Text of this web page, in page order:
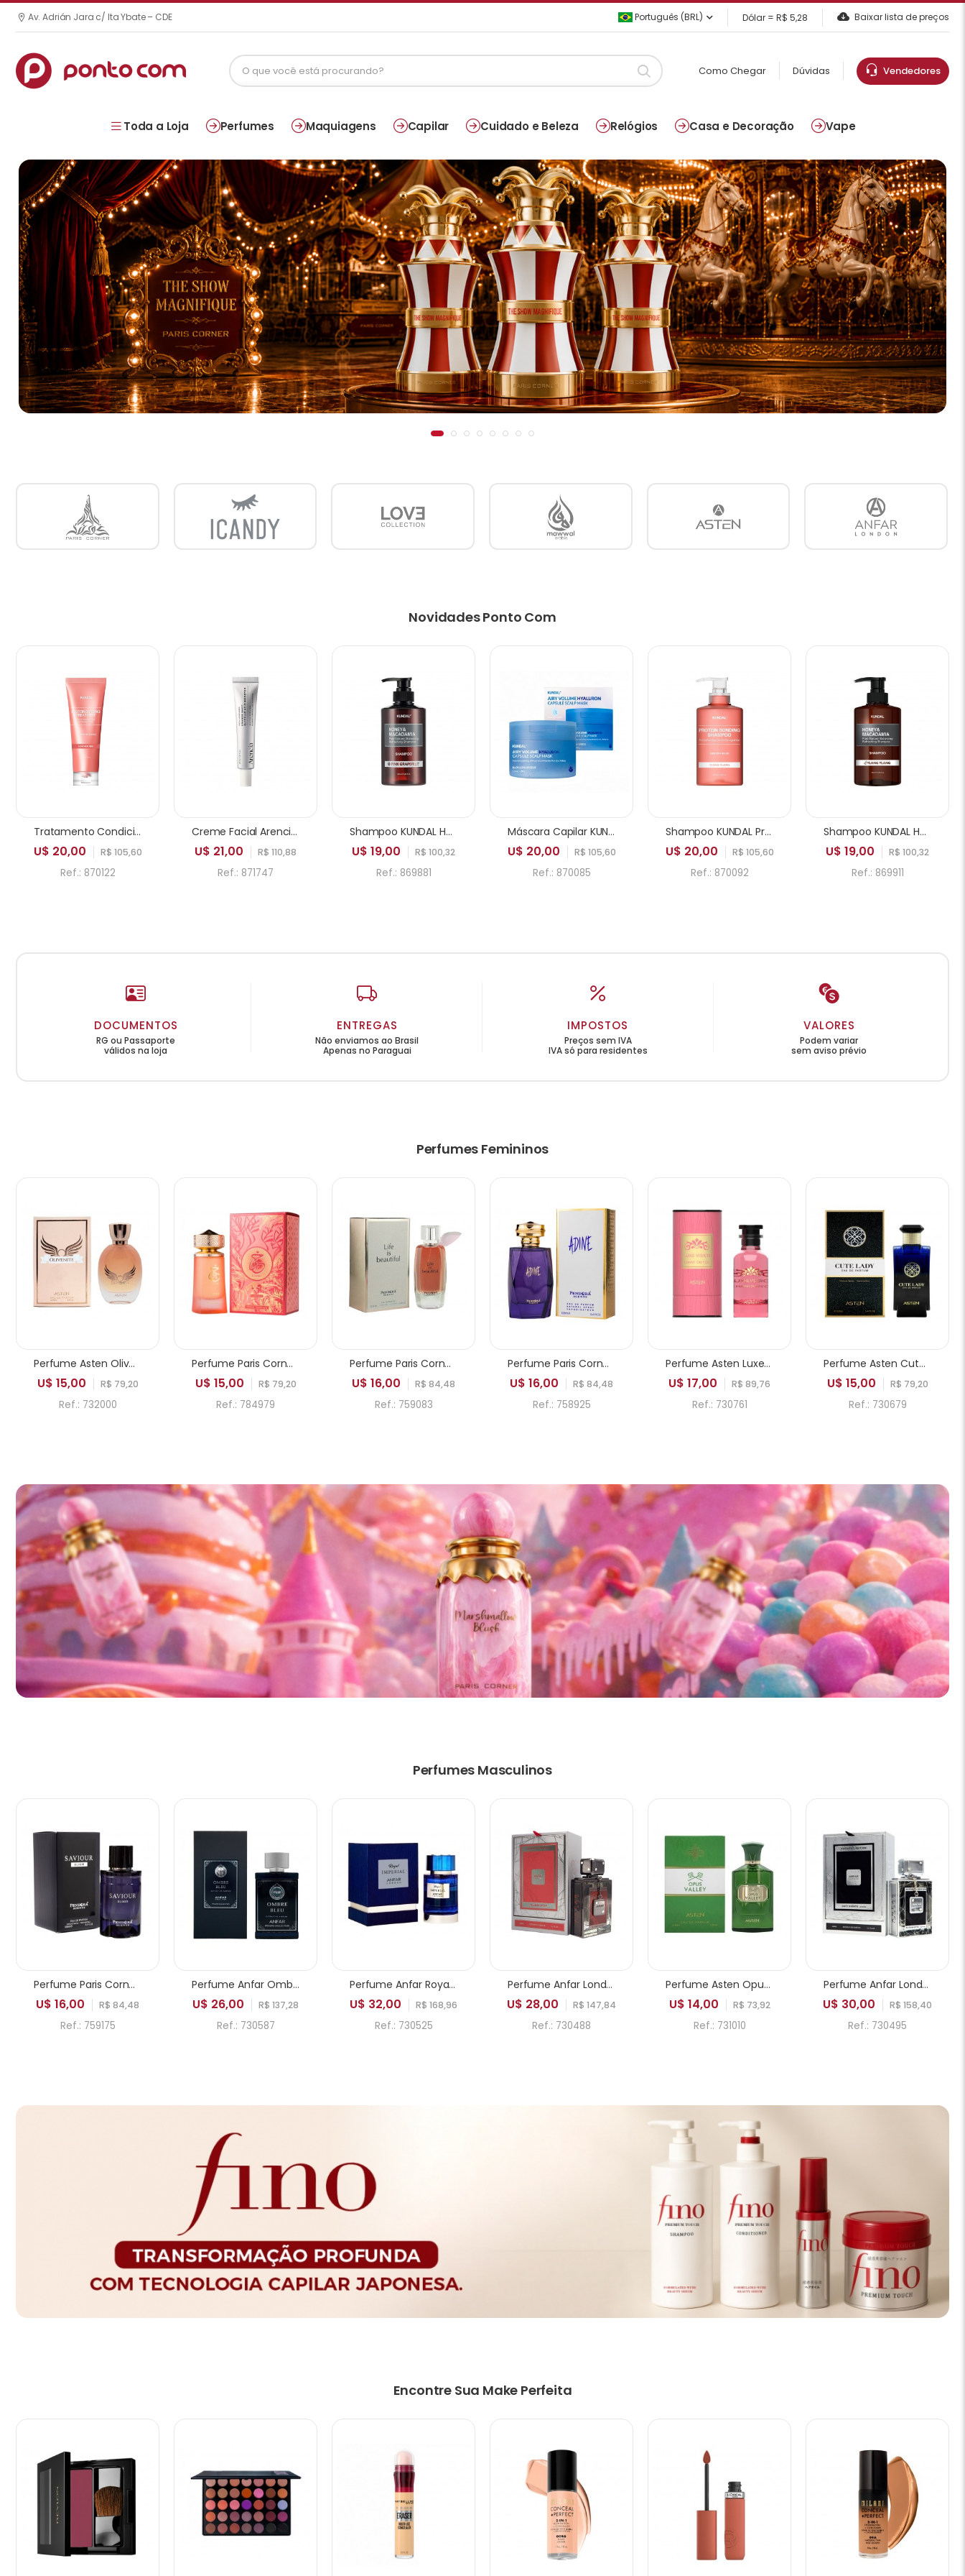
Av. Adrián Jara c/ Ita Ybate – CDE Português (BRL) Dólar = R$ 5,28 Baixar lista de preços
Como Chegar Dúvidas Vendedores
Toda a Loja Perfumes Maquiagens Capilar Cuidado e Beleza Relógios Casa e Decoração Vape
Novidades Ponto Com
Tratamento Condicionador KUNDAL Protein Bonding Care Leather Iris 250ml
U$ 20,00 R$ 105,60
Ref.: 870122
Creme Facial Arencia Eraser Shot Glycolic Acid Booster 30ml
U$ 21,00 R$ 110,88
Ref.: 871747
Shampoo KUNDAL Honey & Macadamia Pure Natural Balancing Refreshing Pink Grapefruit 500ml
U$ 19,00 R$ 100,32
Ref.: 869881
Máscara Capilar KUNDAL Airy Volume Hyaluron Capsule Scalp Mask Blossom Breeze 180g
U$ 20,00 R$ 105,60
Ref.: 870085
Shampoo KUNDAL Protein Bonding Ylang Ylang 500ml
U$ 20,00 R$ 105,60
Ref.: 870092
Shampoo KUNDAL Honey & Macadamia Pure Natural Balancing Refreshing Ylang Ylang 500ml
U$ 19,00 R$ 100,32
Ref.: 869911
DOCUMENTOS
RG ou Passaporte
válidos na loja
ENTREGAS
Não enviamos ao Brasil
Apenas no Paraguai
IMPOSTOS
Preços sem IVA
IVA só para residentes
VALORES
Podem variar
sem aviso prévio
Perfumes Femininos
Perfume Asten Olivenite EDP Feminino 100ml
U$ 15,00 R$ 79,20
Ref.: 732000
Perfume Paris Corner Khair Fusion EDP Feminino 100ml
U$ 15,00 R$ 79,20
Ref.: 784979
Perfume Paris Corner Pendora Life is Beautiful EDP Feminino 100ml
U$ 16,00 R$ 84,48
Ref.: 759083
Perfume Paris Corner Pendora Adine EDP Feminino 100ml
U$ 16,00 R$ 84,48
Ref.: 758925
Perfume Asten Luxe Vision Chant on you EDP Feminino 100ml
U$ 17,00 R$ 89,76
Ref.: 730761
Perfume Asten Cute Lady EDP Feminino 100ml
U$ 15,00 R$ 79,20
Ref.: 730679
Perfumes Masculinos
Perfume Paris Corner Pendora Saviour Elixir EDP Masculino 100ml
U$ 16,00 R$ 84,48
Ref.: 759175
Perfume Anfar Ombre Bleu Extrait de Parfum Masculino 50ml
U$ 26,00 R$ 137,28
Ref.: 730587
Perfume Anfar Royal Imperial Extrait de Parfum Masculino 100ml
U$ 32,00 R$ 168,96
Ref.: 730525
Perfume Anfar London Aesthetic Edition Intense Sport Extrait de Parfum Masculino 100ml
U$ 28,00 R$ 147,84
Ref.: 730488
Perfume Asten Opus Valley EDP Masculino 100ml
U$ 14,00 R$ 73,92
Ref.: 731010
Perfume Anfar London Aesthetic Edition Date Nights Extrait de Parfum Masculino 100ml
U$ 30,00 R$ 158,40
Ref.: 730495
Encontre Sua Make Perfeita